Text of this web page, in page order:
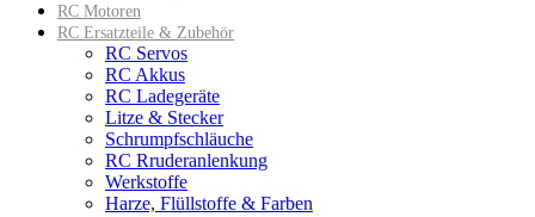
RC Motoren
RC Ersatzteile & Zubehör
RC Servos
RC Akkus
RC Ladegeräte
Litze & Stecker
Schrumpfschläuche
RC Rruderanlenkung
Werkstoffe
Harze, Flüllstoffe & Farben